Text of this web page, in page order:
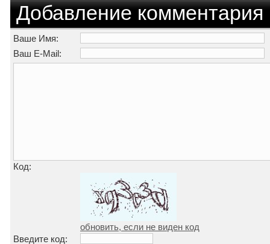
Добавление комментария
Ваше Имя:
Ваш E-Mail:
Код:
обновить, если не виден код
Введите код: